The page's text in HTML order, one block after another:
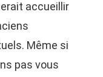
accueillir
Même si
pas vous